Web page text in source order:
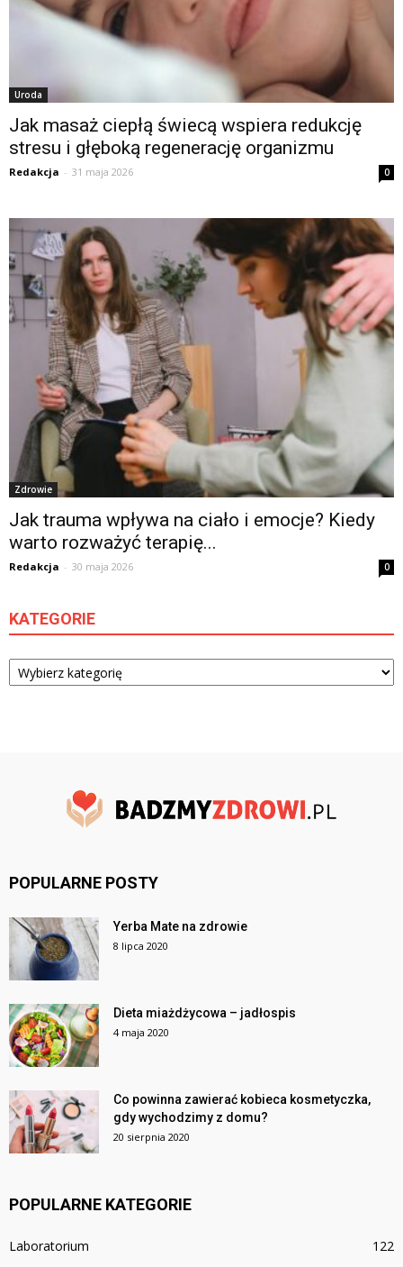
Uroda
Jak masaż ciepłą świecą wspiera redukcję
stresu i głęboką regenerację organizmu
Redakcja - 31 maja 2026 0
Zdrowie
Jak trauma wpływa na ciało i emocje? Kiedy
warto rozważyć terapię...
Redakcja - 30 maja 2026 0
KATEGORIE
Kategorie
POPULARNE POSTY
Yerba Mate na zdrowie
8 lipca 2020
Dieta miażdżycowa – jadłospis
4 maja 2020
Co powinna zawierać kobieca kosmetyczka,
gdy wychodzimy z domu?
20 sierpnia 2020
POPULARNE KATEGORIE
Laboratorium
122